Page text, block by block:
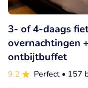
3- of 4-daags
overnachtingen
ontbijtbuffet
9.2 Perfect • 157